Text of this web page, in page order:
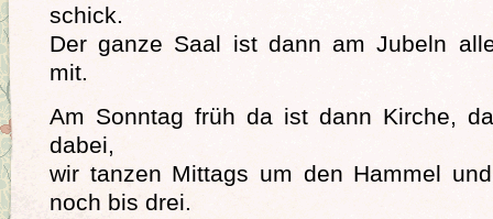
schick.
Der ganze Saal ist dann am Jubeln
mit.
Am Sonntag früh da ist dann Kirche,
dabei,
wir tanzen Mittags um den Hammel
noch bis drei.